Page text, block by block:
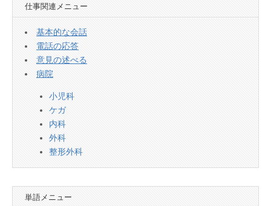
仕事関連メニュー
基本的な会話
電話の応答
意見の述べる
病院
小児科
ケガ
内科
外科
整形外科
単語メニュー